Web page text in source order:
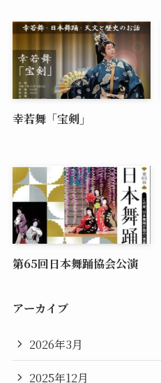
幸若舞「宝剣」
第65回日本舞踊協会公演
アーカイブ
2026年3月
2025年12月